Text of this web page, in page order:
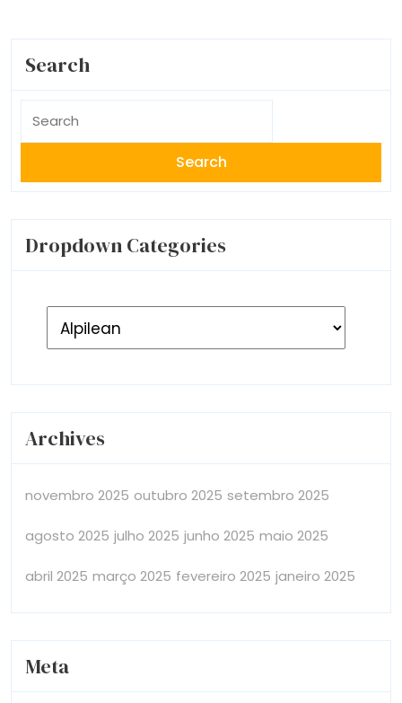
Search
For:
Dropdown Categories
Archives
novembro 2025 outubro 2025 setembro 2025
agosto 2025 julho 2025 junho 2025 maio 2025
abril 2025 março 2025 fevereiro 2025 janeiro 2025
Meta